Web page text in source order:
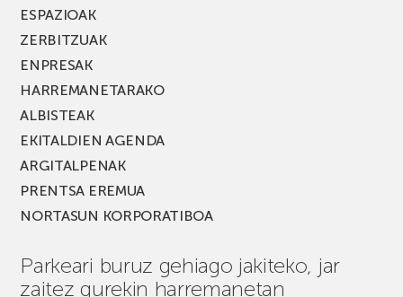
ESPAZIOAK
ZERBITZUAK
ENPRESAK
HARREMANETARAKO
ALBISTEAK
EKITALDIEN AGENDA
ARGITALPENAK
PRENTSA EREMUA
NORTASUN KORPORATIBOA
Parkeari buruz gehiago jakiteko, jar
zaitez gurekin harremanetan